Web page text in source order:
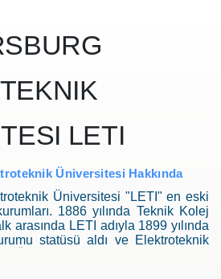
LETI
Üniversitesi Hakkında
Üniversitesi "LETI" en eski
Teknik Kolej
arasında LETI adıyla 1899 yılında
statüsü aldı ve Elektroteknik
Üniversitenin radyo mühendisliği,